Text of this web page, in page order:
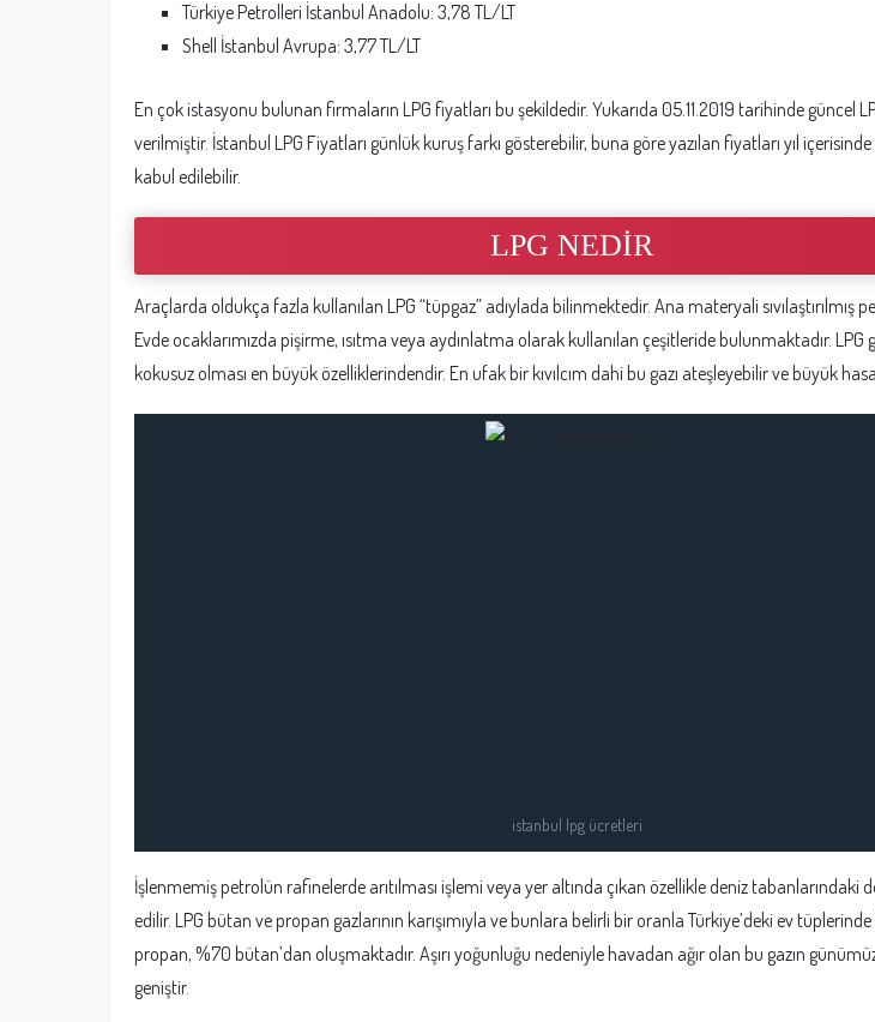
Türkiye Petrolleri İstanbul Anadolu: 3,78 TL/LT
Shell İstanbul Avrupa: 3,77 TL/LT
En çok istasyonu bulunan firmaların LPG fiyatları bu şekildedir. Yukarıda 05.11.2019 tarihinde güncel
verilmiştir. İstanbul LPG Fiyatları günlük kuruş farkı gösterebilir, buna göre yazılan fiyatları yıl
kabul edilebilir.
LPG NEDİR
Araçlarda oldukça fazla kullanılan LPG “tüpgaz” adıylada bilinmektedir. Ana materyali sıvılaştırılmış
Evde ocaklarımızda pişirme, ısıtma veya aydınlatma olarak kullanılan çeşitleride bulunmaktadır. LPG
kokusuz olması en büyük özelliklerindendir. En ufak bir kıvılcım dahi bu gazı ateşleyebilir ve büyük
istanbul lpg ücretleri
İşlenmemiş petrolün rafinelerde arıtılması işlemi veya yer altında çıkan özellikle deniz tabanlarındaki
edilir. LPG bütan ve propan gazlarının karışımıyla ve bunlara belirli bir oranla Türkiye’deki ev
propan, %70 bütan’dan oluşmaktadır. Aşırı yoğunluğu nedeniyle havadan ağır olan bu gazın
geniştir.